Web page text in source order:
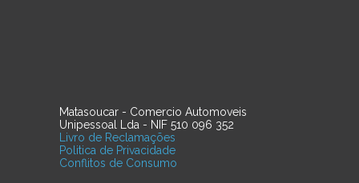
Matasoucar - Comercio Automoveis
Unipessoal Lda - NIF 510 096 352
Livro de Reclamações
Politica de Privacidade
Conflitos de Consumo